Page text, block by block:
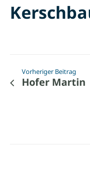
Vorheriger Beitrag
Hofer Martin